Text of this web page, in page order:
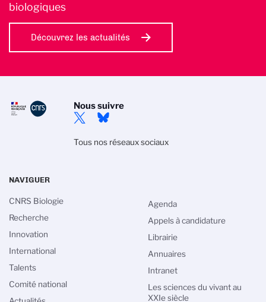
biologiques
Découvrez les actualités
Nous suivre
Tous nos réseaux sociaux
NAVIGUER
CNRS Biologie
Recherche
Innovation
International
Talents
Comité national
Agenda
Appels à candidature
Librairie
Annuaires
Intranet
Les sciences du vivant au
XXIe siècle